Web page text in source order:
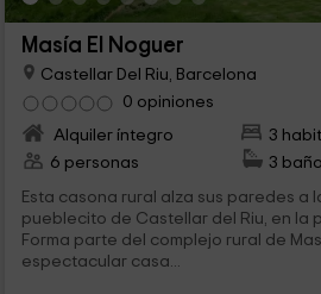
Masía El Noguer
Castellar Del Riu, Barcelona
0 opiniones
Alquiler íntegro
3
6 personas
3
Esta casona rural alza sus paredes a
pueblecito de Castellar del Riu, en la
Forma parte del complejo rural de
espectacular casa...